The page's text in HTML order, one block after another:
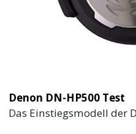
Denon DN-HP500 Test
Das Einstiegsmodell der